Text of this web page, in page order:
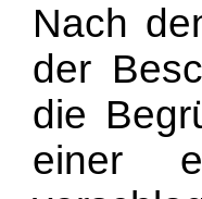
Nach
der
die
einer